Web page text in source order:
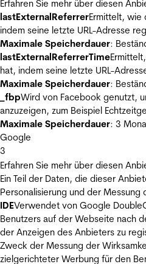
Erfahren Sie mehr über diesen
lastExternalReferrerErmittelt, wie
indem seine letzte URL-Adresse
Maximale Speicherdauer:
lastExternalReferrerTime
hat, indem seine letzte URL-
Maximale Speicherdauer:
_fbpWird von Facebook genutzt,
anzuzeigen, zum Beispiel
Maximale Speicherdauer: 3
Google
3
Erfahren Sie mehr über diesen
Ein Teil der Daten, die dieser
Personalisierung und der
IDEVerwendet von Google
Benutzers auf der Webseite nach
der Anzeigen des Anbieters zu
Zweck der Messung der
zielgerichteter Werbung für den